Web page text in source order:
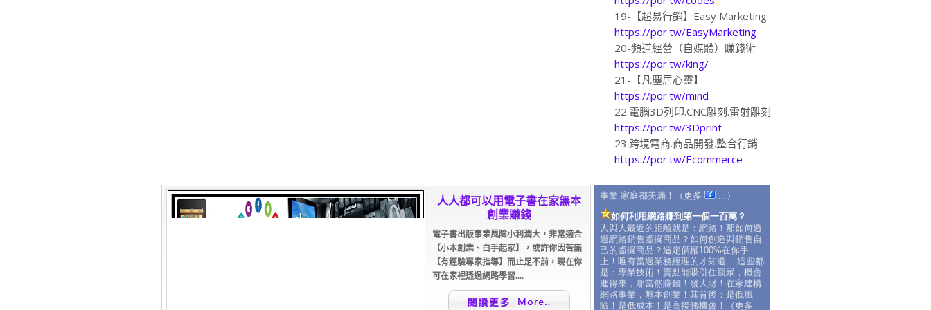
19-【超易行銷】Easy Marketing
https://por.tw/EasyMarketing
20-頻道經營（自媒體）賺錢術
https://por.tw/king/
21-【凡塵居心靈】
https://por.tw/mind
22.電腦3D列印.CNC雕刻.雷射雕刻
https://por.tw/3Dprint
23.跨境電商.商品開發.整合行銷
https://por.tw/Ecommerce